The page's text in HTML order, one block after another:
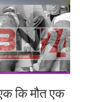
कि मौत एक